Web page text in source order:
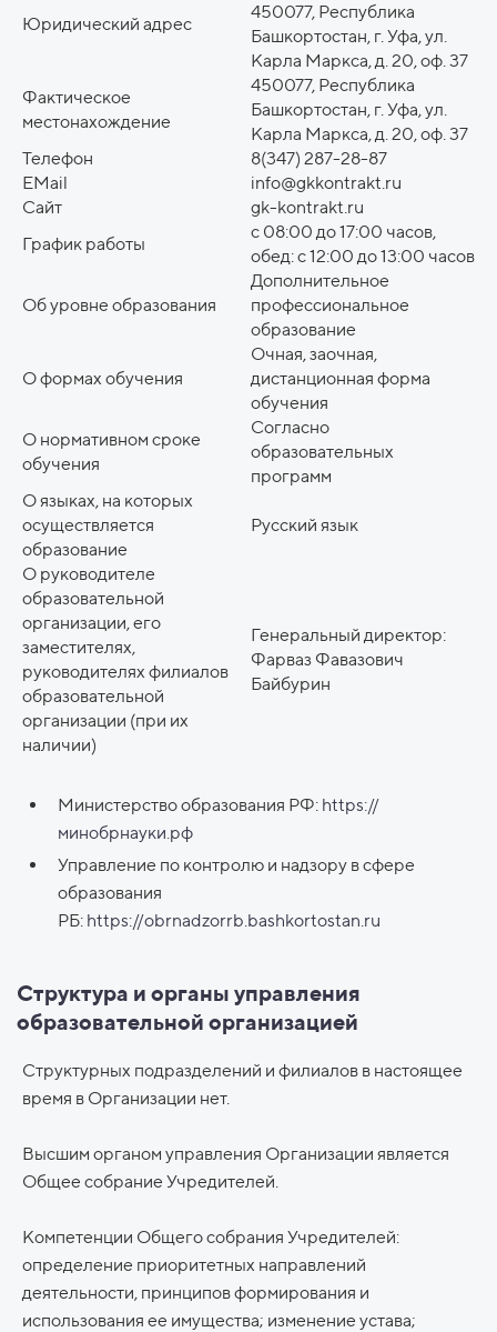
Юридический адрес
450077, Республика
Башкортостан, г. Уфа, ул.
Карла Маркса, д. 20, оф. 37
Фактическое
местонахождение
450077, Республика
Башкортостан, г. Уфа, ул.
Карла Маркса, д. 20, оф. 37
Телефон
8(347) 287-28-87
EMail
info@gkkontrakt.ru
Сайт
gk-kontrakt.ru
График работы
с 08:00 до 17:00 часов,
обед: с 12:00 до 13:00 часов
Об уровне образования
Дополнительное
профессиональное
образование
О формах обучения
Очная, заочная,
дистанционная форма
обучения
О нормативном сроке
обучения
Согласно
образовательных
программ
О языках, на которых
осуществляется
образование
Русский язык
О руководителе
образовательной
организации, его
заместителях,
руководителях филиалов
образовательной
организации (при их
наличии)
Генеральный директор:
Фарваз Фавазович
Байбурин
Министерство образования РФ: https://
минобрнауки.рф
Управление по контролю и надзору в сфере
образования
РБ: https://obrnadzorrb.bashkortostan.ru
Структура и органы управления
образовательной организацией
Структурных подразделений и филиалов в настоящее
время в Организации нет.
Высшим органом управления Организации является
Общее собрание Учредителей.
Компетенции Общего собрания Учредителей:
определение приоритетных направлений
деятельности, принципов формирования и
использования ее имущества; изменение устава;